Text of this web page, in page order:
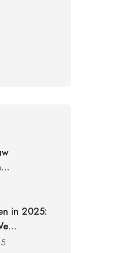
in 2025: